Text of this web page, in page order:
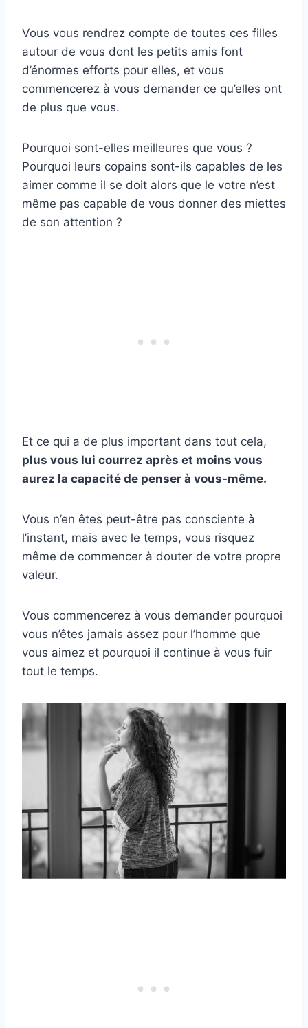
Vous vous rendrez compte de toutes ces filles
autour de vous dont les petits amis font
d’énormes efforts pour elles, et vous
commencerez à vous demander ce qu’elles ont
de plus que vous.
Pourquoi sont-elles meilleures que vous ?
Pourquoi leurs copains sont-ils capables de les
aimer comme il se doit alors que le votre n’est
même pas capable de vous donner des miettes
de son attention ?
Et ce qui a de plus important dans tout cela,
plus vous lui courrez après et moins vous
aurez la capacité de penser à vous-même.
Vous n’en êtes peut-être pas consciente à
l’instant, mais avec le temps, vous risquez
même de commencer à douter de votre propre
valeur.
Vous commencerez à vous demander pourquoi
vous n’êtes jamais assez pour l’homme que
vous aimez et pourquoi il continue à vous fuir
tout le temps.